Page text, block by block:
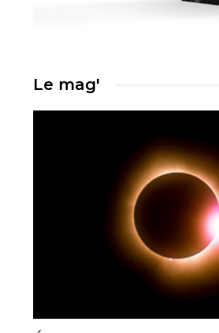
Le mag'